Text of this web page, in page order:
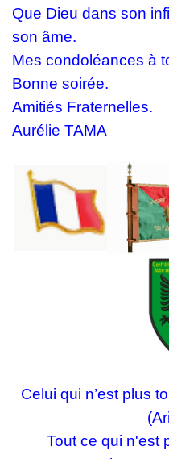
Que Dieu dans son
son âme.
Mes condoléances à
Bonne soirée.
Amitiés Fraternelles.
Aurélie TAMA
Celui qui n’est plus
Tout ce qui n'est